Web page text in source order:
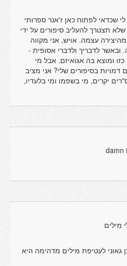
שכדאי לפתוח כאן ז'אנר ספרותי
תצטרך להעליב סיפורים על ידי
עצמה. אויש, אני מקווה
לדבריך ולדברי אסופית -
ומוצא בה אגואיזם. אבל מי
בסיפורים שלי? אני מציב
יקרים, מי בשפמו ומי בלעדיו,
damn
מילים
גאוני לעטיפת מילים מדהימה היא